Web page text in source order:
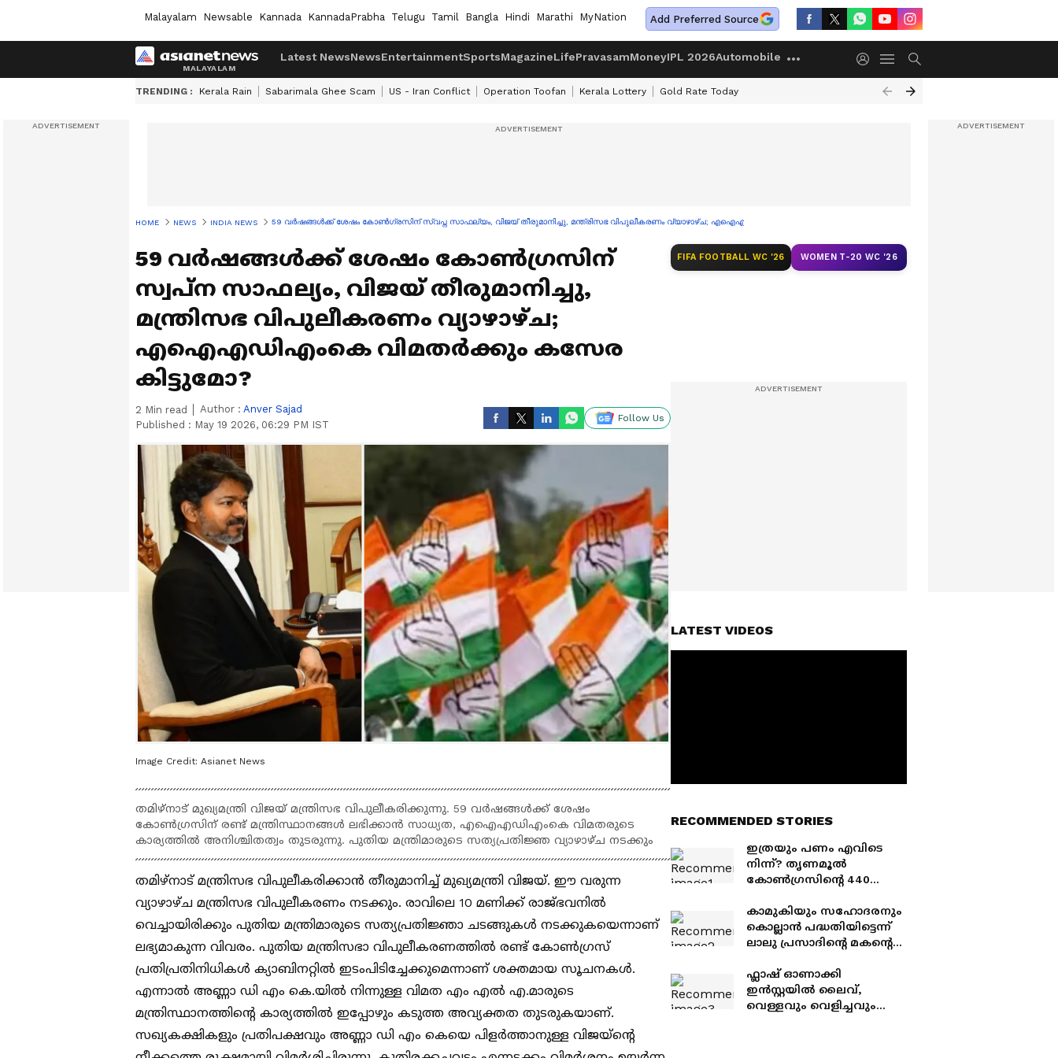
Malayalam Newsable Kannada KannadaPrabha Telugu Tamil Bangla Hindi Marathi MyNation Add Preferred Source
Latest NewsNewsEntertainmentSportsMagazineLifePravasamMoneyIPL 2026Automobile
TRENDING : Kerala Rain Sabarimala Ghee Scam US - Iran Conflict Operation Toofan Kerala Lottery Gold Rate Today
HOME NEWS INDIA NEWS 59 വർഷങ്ങൾക്ക് ശേഷം കോൺഗ്രസിന് സ്വപ്ന സാഫല്യം, വിജയ് തീരുമാനിച്ചു, മന്ത്രിസഭ വിപുലീകരണം വ്യാഴാഴ്ച; എഐഎഡിഎംകെ വിമതർക്കും കസേര കിട്ടുമോ?
59 വർഷങ്ങൾക്ക് ശേഷം കോൺഗ്രസിന്
സ്വപ്ന സാഫല്യം, വിജയ് തീരുമാനിച്ചു,
മന്ത്രിസഭ വിപുലീകരണം വ്യാഴാഴ്ച;
എഐഎഡിഎംകെ വിമതർക്കും കസേര
കിട്ടുമോ?
2 Min read Author : Anver Sajad
Published : May 19 2026, 06:29 PM IST
Follow Us
Image Credit: Asianet News
തമിഴ്‌നാട് മുഖ്യമന്ത്രി വിജയ് മന്ത്രിസഭ വിപുലീകരിക്കുന്നു. 59 വർഷങ്ങൾക്ക് ശേഷം
കോൺഗ്രസിന് രണ്ട് മന്ത്രിസ്ഥാനങ്ങൾ ലഭിക്കാൻ സാധ്യത, എഐഎഡിഎംകെ വിമതരുടെ
കാര്യത്തിൽ അനിശ്ചിതത്വം തുടരുന്നു. പുതിയ മന്ത്രിമാരുടെ സത്യപ്രതിജ്ഞ വ്യാഴാഴ്ച നടക്കും
തമിഴ്‌നാട് മന്ത്രിസഭ വിപുലീകരിക്കാൻ തീരുമാനിച്ച് മുഖ്യമന്ത്രി വിജയ്. ഈ വരുന്ന
വ്യാഴാഴ്ച മന്ത്രിസഭ വിപുലീകരണം നടക്കും. രാവിലെ 10 മണിക്ക് രാജ്ഭവനിൽ
വെച്ചായിരിക്കും പുതിയ മന്ത്രിമാരുടെ സത്യപ്രതിജ്ഞാ ചടങ്ങുകൾ നടക്കുകയെന്നാണ്
ലഭ്യമാകുന്ന വിവരം. പുതിയ മന്ത്രിസഭാ വിപുലീകരണത്തിൽ രണ്ട് കോൺഗ്രസ്
പ്രതിപ്രതിനിധികൾ ക്യാബിനറ്റിൽ ഇടംപിടിച്ചേക്കുമെന്നാണ് ശക്തമായ സൂചനകൾ.
എന്നാൽ അണ്ണാ ഡി എം കെ.യിൽ നിന്നുള്ള വിമത എം എൽ എ.മാരുടെ
മന്ത്രിസ്ഥാനത്തിന്റെ കാര്യത്തിൽ ഇപ്പോഴും കടുത്ത അവ്യക്തത തുടരുകയാണ്.
സഖ്യകക്ഷികളും പ്രതിപക്ഷവും അണ്ണാ ഡി എം കെയെ പിളർത്താനുള്ള വിജയ്ന്‍റെ
FIFA FOOTBALL WC '26 WOMEN T-20 WC '26
LATEST VIDEOS
RECOMMENDED STORIES
ഇത്രയും പണം എവിടെ
നിന്ന്? തൃണമൂൽ
കോൺഗ്രസിന്റെ 440
അക്കൗണ്ടുകൾ
മരവിപ്പിച്ചു; അന്വേഷണം
ആവശ്യപ്പെട്ട് വിമത
കാമുകിയും സഹോദരനും
കൊല്ലാൻ പദ്ധതിയിട്ടെന്ന്
ലാലു പ്രസാദിന്റെ മകന്റെ
യാദവിനും
ആകാശിനുമെതിരെ
എഫ്ഐആര്‍
ഫ്ലാഷ് ഓണാക്കി
ഇൻസ്റ്റയിൽ ലൈവ്,
വെള്ളവും വെളിച്ചവും